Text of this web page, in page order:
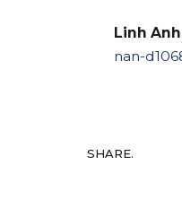
Linh
nan-
SHARE.